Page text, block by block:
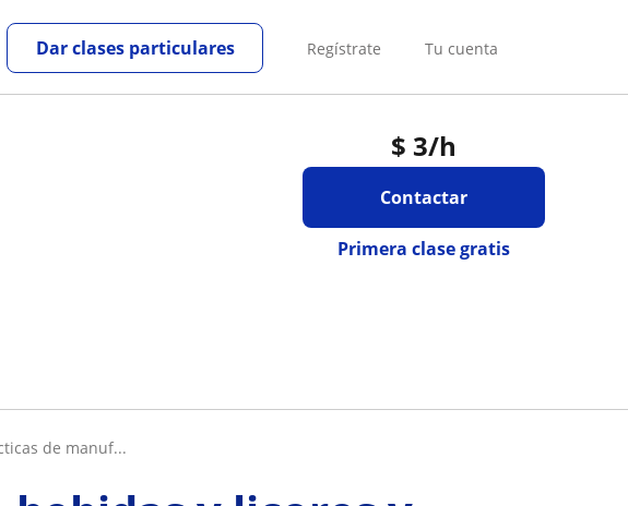
Regístrate Tu cuenta
Dar clases particulares
$ 3/h
Contactar
Primera clase gratis
de manuf...